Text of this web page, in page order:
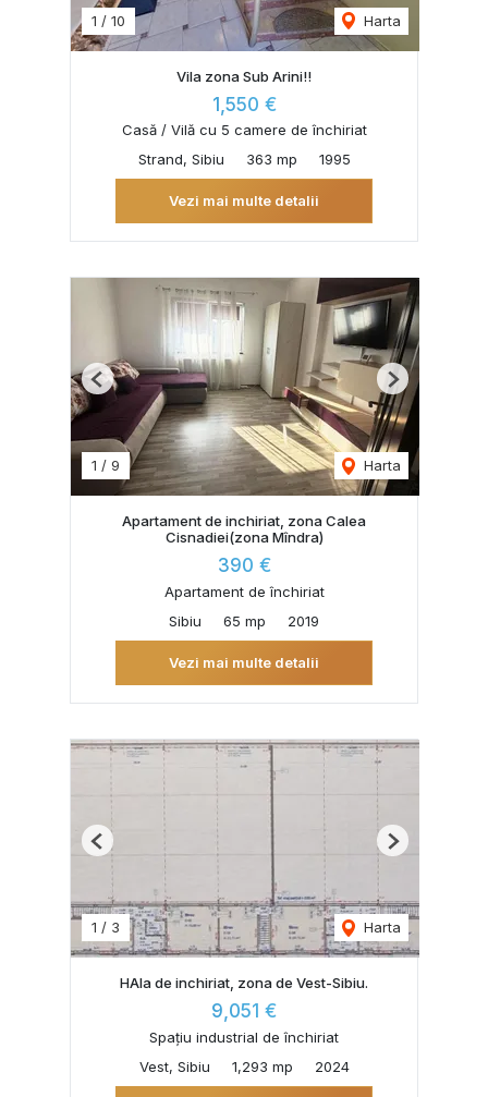
1 / 10 Harta
Vila zona Sub Arini!!
1,550 €
Casă / Vilă cu 5 camere de închiriat
Strand, Sibiu
363 mp 1995
Vezi mai multe detalii
1 / 9 Harta
Previous Next
Apartament de inchiriat, zona Calea
Cisnadiei(zona Mîndra)
390 €
Apartament de închiriat
Sibiu
65 mp 2019
Vezi mai multe detalii
1 / 3 Harta
Previous Next
HAla de inchiriat, zona de Vest-Sibiu.
9,051 €
Spațiu industrial de închiriat
Vest, Sibiu
1,293 mp 2024